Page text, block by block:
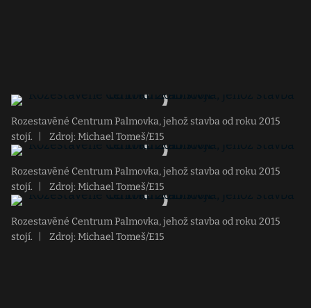
Rozestavěné Centrum Palmovka, jehož stavba od roku 2015
stojí.
Zdroj: Michael Tomeš/E15
Rozestavěné Centrum Palmovka, jehož stavba od roku 2015
stojí.
Zdroj: Michael Tomeš/E15
Rozestavěné Centrum Palmovka, jehož stavba od roku 2015
stojí.
Zdroj: Michael Tomeš/E15